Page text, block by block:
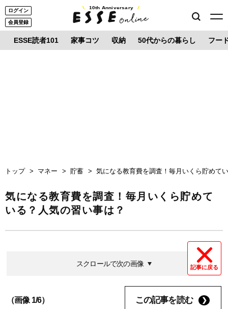
ログイン
会員登録
10th Anniversary
ESSE読者101 家事コツ 収納 50代からの暮らし フー
トップ マネー 貯蓄 気になる教育費を調査！毎月いくら貯めて
気になる教育費を調査！毎月いくら貯めて
いる？人気の習い事は？
記事に戻る
スクロールで次の画像
（画像 1/6） この記事を読む